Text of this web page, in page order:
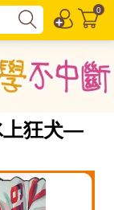
0
上狂犬—